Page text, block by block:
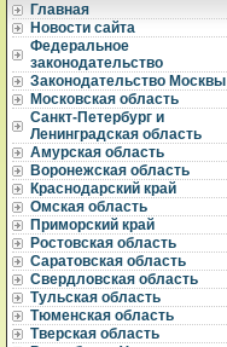
Главная
Новости сайта
Федеральное
законодательство
Законодательство Москвы
Московская область
Санкт-Петербург и
Ленинградская область
Амурская область
Воронежская область
Краснодарский край
Омская область
Приморский край
Ростовская область
Саратовская область
Свердловская область
Тульская область
Тюменская область
Тверская область